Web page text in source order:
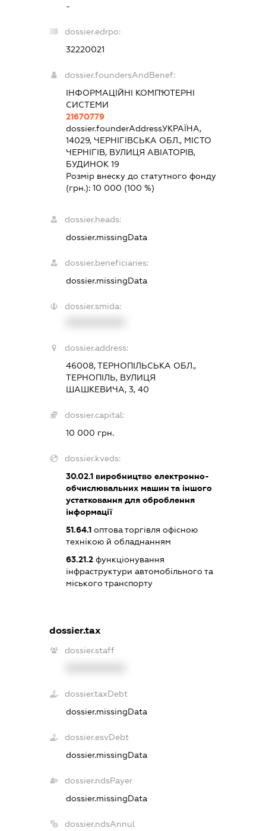
-
dossier.edrpo:
32220021
dossier.foundersAndBenef:
ІНФОРМАЦІЙНІ КОМП'ЮТЕРНІ
СИСТЕМИ
21670779
dossier.founderAddressУКРАЇНА,
14029, ЧЕРНІГІВСЬКА ОБЛ., МІСТО
ЧЕРНІГІВ, ВУЛИЦЯ АВІАТОРІВ,
БУДИНОК 19
Розмір внеску до статутного фонду
(грн.): 10 000 (100 %)
dossier.heads:
dossier.missingData
dossier.beneficiaries:
dossier.missingData
dossier.smida:
dossier.address:
46008, ТЕРНОПІЛЬСЬКА ОБЛ.,
ТЕРНОПІЛЬ, ВУЛИЦЯ
ШАШКЕВИЧА, 3, 40
dossier.capital:
10 000 грн.
dossier.kveds:
30.02.1виробництво електронно-
обчислювальних машин та іншого
устатковання для оброблення
інформації
51.64.1оптова торгівля офісною
технікою й обладнанням
63.21.2функціонування
інфраструктури автомобільного та
міського транспорту
dossier.tax
dossier.staff
dossier.taxDebt
dossier.missingData
dossier.esvDebt
dossier.missingData
dossier.ndsPayer
dossier.missingData
dossier.ndsAnnul